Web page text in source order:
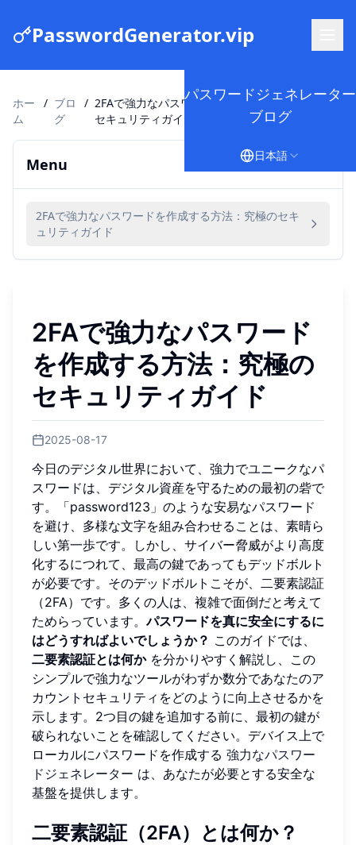
PasswordGenerator.vip
パスワードジェネレーター
ブログ
日本語
ホー
ム
/ ブロ
グ
/ 2FAで強力なパスワードを作成する方法：究極の
セキュリティガイド
Menu
2FAで強力なパスワードを作成する方法：究極のセキ
ュリティガイド
2FAで強力なパスワード
を作成する方法：究極の
セキュリティガイド
2025-08-17
今日のデジタル世界において、強力でユニークなパ
スワードは、デジタル資産を守るための最初の砦で
す。「password123」のような安易なパスワード
を避け、多様な文字を組み合わせることは、素晴ら
しい第一歩です。しかし、サイバー脅威がより高度
化するにつれて、最高の鍵であってもデッドボルト
が必要です。そのデッドボルトこそが、二要素認証
（2FA）です。多くの人は、複雑で面倒だと考えて
ためらっています。パスワードを真に安全にするに
はどうすればよいでしょうか？ このガイドでは、
二要素認証とは何かを分かりやすく解説し、この
シンプルで強力なツールがわずか数分であなたのア
カウントセキュリティをどのように向上させるかを
示します。2つ目の鍵を追加する前に、最初の鍵が
破られないことを確認してください。デバイス上で
ローカルにパスワードを作成する 強力なパスワー
ドジェネレーター は、あなたが必要とする安全な
基盤を提供します。
二要素認証（2FA）とは何か？